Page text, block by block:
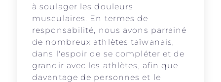
à soulager les douleurs
musculaires. En termes de
responsabilité, nous avons parrainé
de nombreux athlètes taïwanais,
dans l'espoir de se compléter et de
grandir avec les athlètes, afin que
davantage de personnes et le